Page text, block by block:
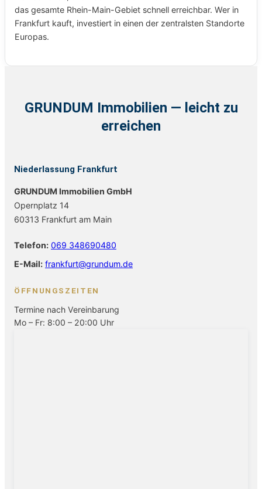
das gesamte Rhein-Main-Gebiet schnell erreichbar. Wer in
Frankfurt kauft, investiert in einen der zentralsten Standorte
Europas.
GRUNDUM Immobilien — leicht zu
erreichen
Niederlassung Frankfurt
GRUNDUM Immobilien GmbH
Opernplatz 14
60313 Frankfurt am Main
Telefon: 069 348690480
E-Mail: frankfurt@grundum.de
ÖFFNUNGSZEITEN
Termine nach Vereinbarung
Mo – Fr: 8:00 – 20:00 Uhr